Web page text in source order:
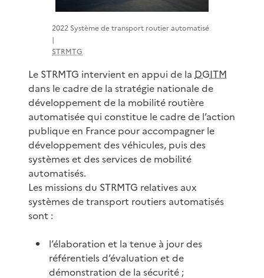
2022 Système de transport routier automatisé
|
STRMTG
Le STRMTG intervient en appui de la DGITM
dans le cadre de la stratégie nationale de
développement de la mobilité routière
automatisée qui constitue le cadre de l’action
publique en France pour accompagner le
développement des véhicules, puis des
systèmes et des services de mobilité
automatisés.
Les missions du STRMTG relatives aux
systèmes de transport routiers automatisés
sont :
l’élaboration et la tenue à jour des
référentiels d’évaluation et de
démonstration de la sécurité ;